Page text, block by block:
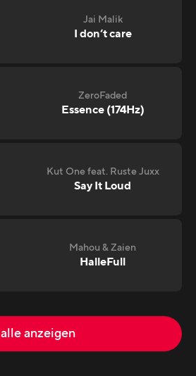
Jai Malik
I don‘t care
ZeroFaded
Essence (174Hz)
Kut One feat. Ruste Juxx
Say It Loud
Mahou & Zaien
HalleFull
alle anzeigen